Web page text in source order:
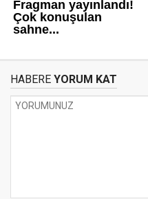
HABERE YORUM KAT